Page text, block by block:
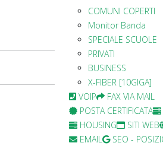
COMUNI COPERTI
Monitor Banda
SPECIALE SCUOLE
PRIVATI
BUSINESS
X-FIBER [10GIGA]
VOIP
FAX VIA MAIL
POSTA CERTIFICATA
HOUSING
SITI WEB
EMAIL
SEO -